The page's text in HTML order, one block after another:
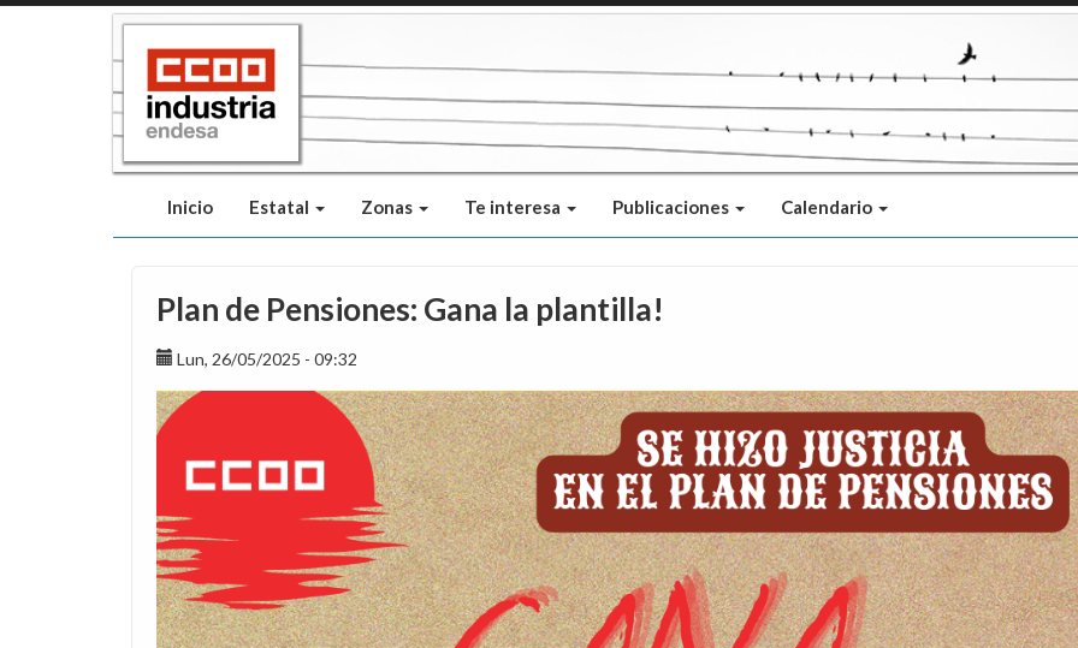
Inicio Estatal Zonas Te interesa Publicaciones Calendario
Plan de Pensiones: Gana la plantilla!
Lun, 26/05/2025 - 09:32